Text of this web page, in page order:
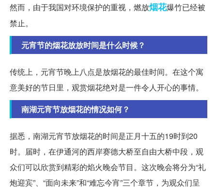
然而，由于我国对环境保护的重视，燃放烟花爆竹已经被
禁止。
元宵节的烟花放放时间是什么时候？
传统上，元宵节晚上八点是放烟花的最佳时间。在这个寓
意美好的节日里，观赏烟花绝对是一件令人开心的事情。
南湖元宵节放烟花的情况如何？
据悉，南湖元宵节放烟花的时间是正月十五的19时到20
时。届时，在伊通河的西岸赛德大桥至自由大桥中段，观
众们可以欣赏到精彩的焰火晚会节目。这次晚会将分为“礼
炮迎宾”、“面向未来”和“难忘今宵”三个章节，为观众们呈